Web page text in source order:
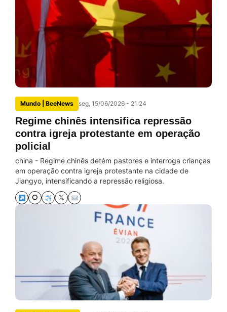
Mundo | BeeNews seg, 15/06/2026 - 21:24
Regime chinês intensifica repressão
contra igreja protestante em operação
policial
china - Regime chinês detém pastores e interroga crianças
em operação contra igreja protestante na cidade de
Jiangyo, intensificando a repressão religiosa.
⭘ 𝕏